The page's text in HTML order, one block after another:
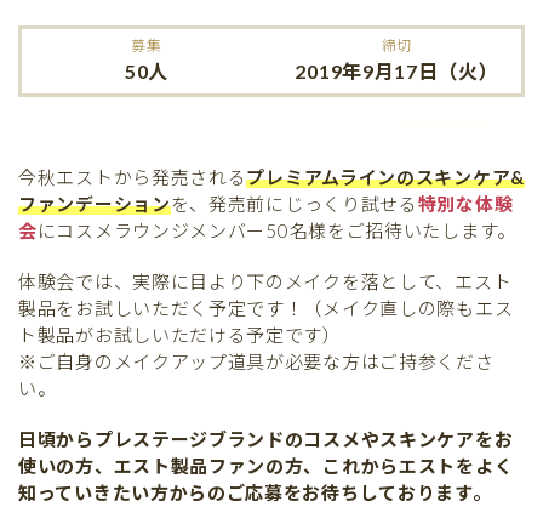
募集
50人
締切
2019年9月17日（火）
今秋エストから発売されるプレミアムラインのスキンケア&
ファンデーションを、発売前にじっくり試せる 特別な体験
会にコスメラウンジメンバー50名様をご招待いたします。
体験会では、実際に目より下のメイクを落として、エスト
製品をお試しいただく予定です！（メイク直しの際もエス
ト製品がお試しいただける予定です）
※ご自身のメイクアップ道具が必要な方はご持参くださ
い。
日頃からプレステージブランドのコスメやスキンケアをお
使いの方、エスト製品ファンの方、これからエストをよく
知っていきたい方からのご応募をお待ちしております。